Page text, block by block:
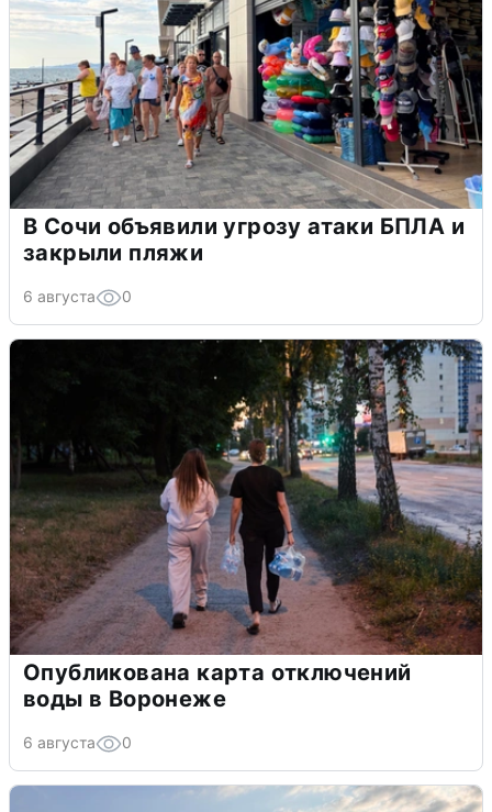
В Сочи объявили угрозу атаки БПЛА и
закрыли пляжи
6 августа 0
Опубликована карта отключений
воды в Воронеже
6 августа 0